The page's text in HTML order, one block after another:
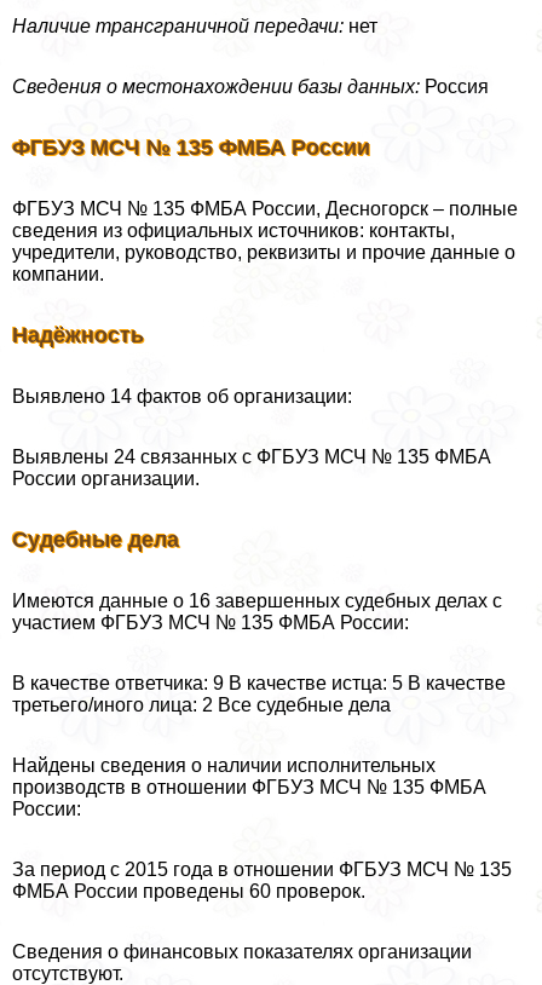
Наличие трaнcграничной передачи: нет
Сведения о местонахождении базы данных: Россия
ФГБУЗ МСЧ № 135 ФМБА России
ФГБУЗ МСЧ № 135 ФМБА России, Десногорск – полные
сведения из официальных источников: контакты,
учредители, руководство, реквизиты и прочие данные о
компании.
Надёжность
Выявлено 14 фактов об организации:
Выявлены 24 связанных c ФГБУЗ МСЧ № 135 ФМБА
России организации.
Судебные дела
Имеются данные о 16 завершенных судебных делах с
участием ФГБУЗ МСЧ № 135 ФМБА России:
В качестве ответчика: 9 В качестве истца: 5 В качестве
третьего/иного лица: 2 Все судебные дела
Найдены сведения о наличии исполнительных
производств в отношении ФГБУЗ МСЧ № 135 ФМБА
России:
За период с 2015 года в отношении ФГБУЗ МСЧ № 135
ФМБА России проведены 60 проверок.
Сведения о финансовых показателях организации
отсутствуют.